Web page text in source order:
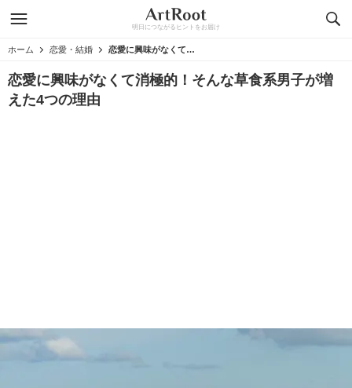
明日につながるヒントをお届け
ホーム 恋愛・結婚 恋愛に興味がなくて消極的！そんな草食系男子が増えた4つの理由
恋愛に興味がなくて消極的！そんな草食系男子が増
えた4つの理由